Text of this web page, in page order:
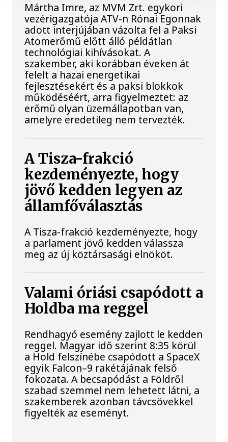
Mártha Imre, az MVM Zrt. egykori
vezérigazgatója ATV-n Rónai Egonnak
adott interjújában vázolta fel a Paksi
Atomerőmű előtt álló példátlan
technológiai kihívásokat. A
szakember, aki korábban éveken át
felelt a hazai energetikai
fejlesztésekért és a paksi blokkok
működéséért, arra figyelmeztet: az
erőmű olyan üzemállapotban van,
amelyre eredetileg nem tervezték.
A Tisza-frakció
kezdeményezte, hogy
jövő kedden legyen az
államfőválasztás
A Tisza-frakció kezdeményezte, hogy
a parlament jövő kedden válassza
meg az új köztársasági elnököt.
Valami óriási csapódott a
Holdba ma reggel
Rendhagyó esemény zajlott le kedden
reggel. Magyar idő szerint 8:35 körül
a Hold felszínébe csapódott a SpaceX
egyik Falcon–9 rakétájának felső
fokozata. A becsapódást a Földről
szabad szemmel nem lehetett látni, a
szakemberek azonban távcsövekkel
figyelték az eseményt.